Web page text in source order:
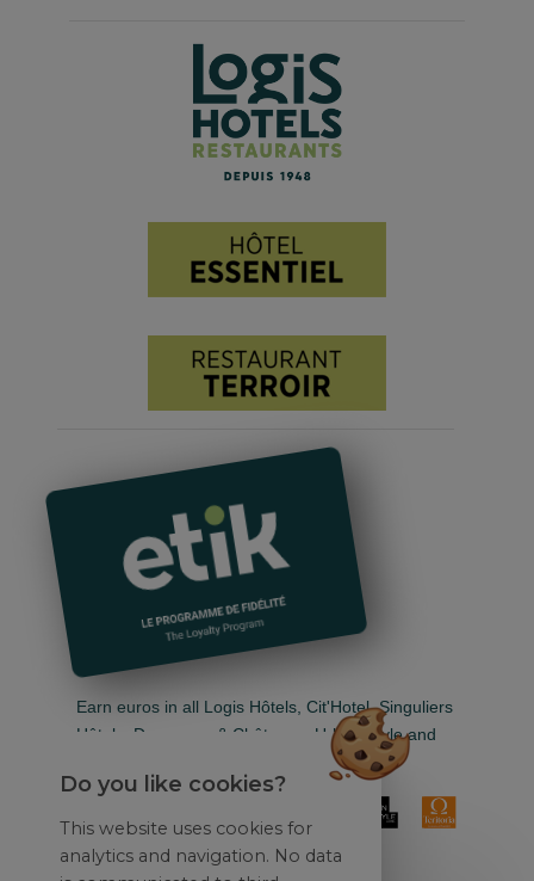
Earn euros in all Logis Hôtels, Cit'Hotel, Singuliers
Hôtels, Demeures & Châteaux, Urban Style and
Do you like cookies?
This website uses cookies for
analytics and navigation. No data